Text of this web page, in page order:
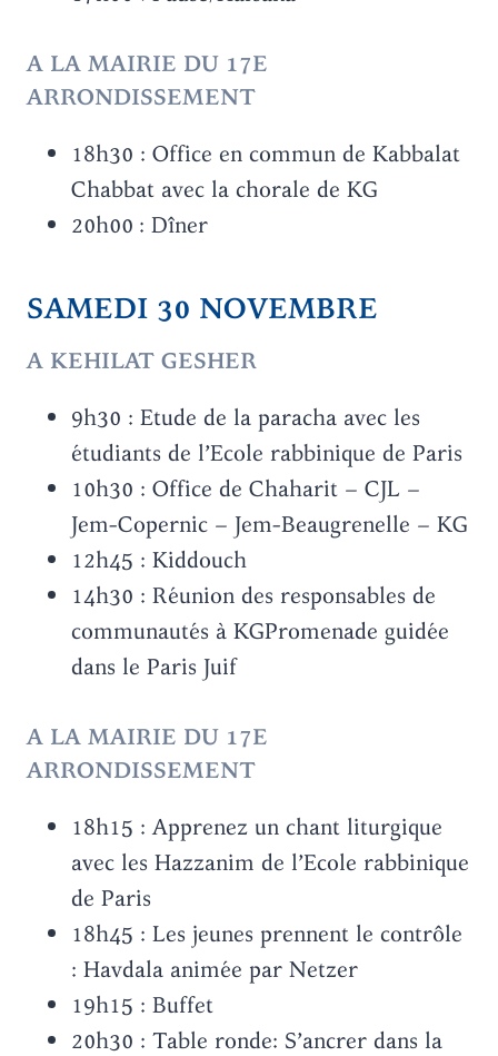
A LA MAIRIE DU 17E
ARRONDISSEMENT
18h30 : Office en commun de Kabbalat
Chabbat avec la chorale de KG
20h00 : Dîner
SAMEDI 30 NOVEMBRE
A KEHILAT GESHER
9h30 : Etude de la paracha avec les
étudiants de l’Ecole rabbinique de Paris
10h30 : Office de Chaharit – CJL –
Jem-Copernic – Jem-Beaugrenelle – KG
12h45 : Kiddouch
14h30 : Réunion des responsables de
communautés à KGPromenade guidée
dans le Paris Juif
A LA MAIRIE DU 17E
ARRONDISSEMENT
18h15 : Apprenez un chant liturgique
avec les Hazzanim de l’Ecole rabbinique
de Paris
18h45 : Les jeunes prennent le contrôle
: Havdala animée par Netzer
19h15 : Buffet
20h30 : Table ronde: S’ancrer dans la